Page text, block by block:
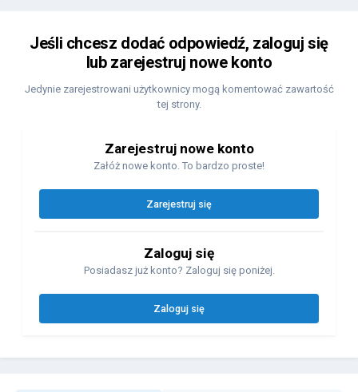
Jeśli chcesz dodać odpowiedź, zaloguj się
lub zarejestruj nowe konto
Jedynie zarejestrowani użytkownicy mogą komentować zawartość
tej strony.
Zarejestruj nowe konto
Załóż nowe konto. To bardzo proste!
Zarejestruj się
Zaloguj się
Posiadasz już konto? Zaloguj się poniżej.
Zaloguj się